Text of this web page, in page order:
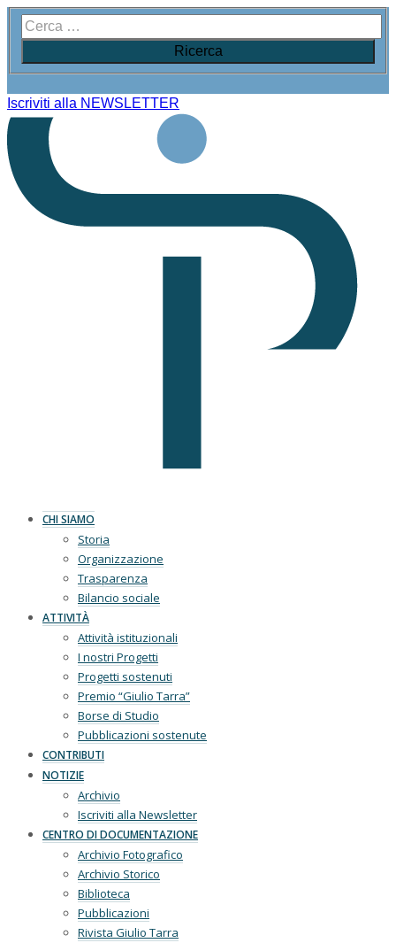
Iscriviti alla NEWSLETTER
CHI SIAMO
Storia
Organizzazione
Trasparenza
Bilancio sociale
ATTIVITÀ
Attività istituzionali
I nostri Progetti
Progetti sostenuti
Premio “Giulio Tarra”
Borse di Studio
Pubblicazioni sostenute
CONTRIBUTI
NOTIZIE
Archivio
Iscriviti alla Newsletter
CENTRO DI DOCUMENTAZIONE
Archivio Fotografico
Archivio Storico
Biblioteca
Pubblicazioni
Rivista Giulio Tarra